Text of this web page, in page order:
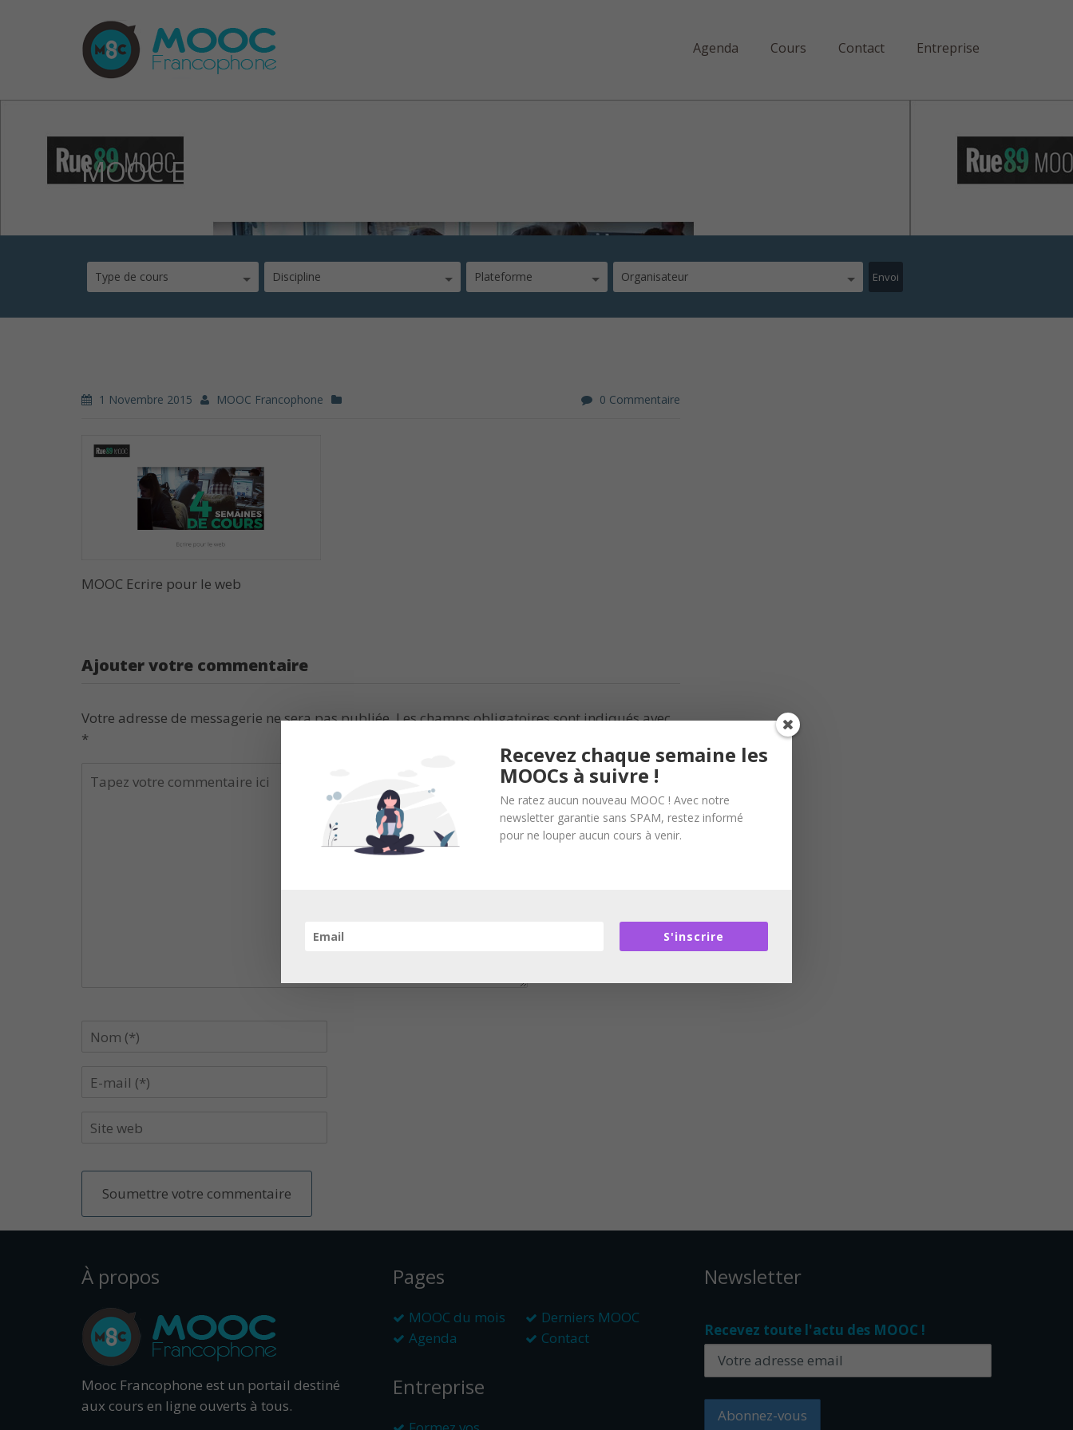
Agenda Cours Contact Entreprise
MOOC Ecrire pour le web
Type de cours Discipline Plateforme Organisateur
1 Novembre 2015 MOOC Francophone 0 Commentaire
MOOC Ecrire pour le web
Ajouter votre commentaire
Votre adresse de messagerie ne sera pas publiée.Les champs obligatoires sont indiqués avec
*
À propos
Mooc Francophone est un portail destiné
aux cours en ligne ouverts à tous.
Pages
MOOC du mois
Derniers MOOC
Agenda
Contact
Entreprise
Newsletter
Recevez toute l'actu des MOOC !
Recevez chaque semaine les
MOOCs à suivre !
Ne ratez aucun nouveau MOOC ! Avec notre
newsletter garantie sans SPAM, restez informé
pour ne louper aucun cours à venir.
S'inscrire